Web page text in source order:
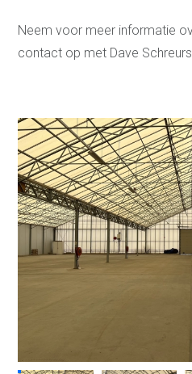
Neem voor meer informatie
contact op met Dave Schreurs